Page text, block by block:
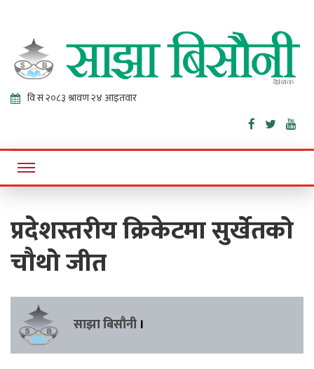
Sajha
Bisaunee
Online News Portal
प्रदेशस्तरीय क्रिकेटमा सुर्खेतको
चौथो जीत
साझा बिसौनी ।